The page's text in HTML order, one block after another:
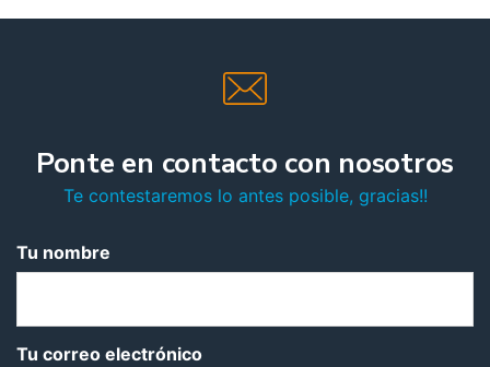
Ponte en contacto con nosotros
Te contestaremos lo antes posible, gracias!!
Tu nombre
Tu correo electrónico